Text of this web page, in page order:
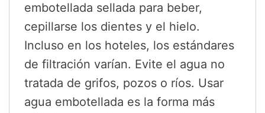
embotellada sellada para beber,
cepillarse los dientes y el hielo.
Incluso en los hoteles, los estándares
de filtración varían. Evite el agua no
tratada de grifos, pozos o ríos. Usar
agua embotellada es la forma más